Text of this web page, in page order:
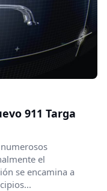
911 Targa
el
se encamina a